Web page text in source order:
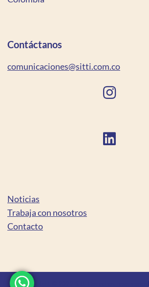
Contáctanos
comunicaciones@sitti.com.co
Noticias
Trabaja con nosotros
Contacto
Copyright © 2022 Sitti Derechos reservados